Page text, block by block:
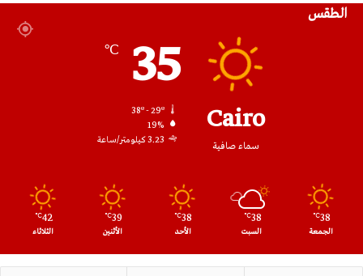
الطقس
Cairo
سماء صافية
35
℃
19%
3.23 كيلومتر/ساعة
38
℃
الجمعة
38
℃
السبت
38
℃
الأحد
39
℃
الأثنين
42
℃
الثلاثاء